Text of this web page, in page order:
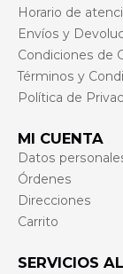
Horario de
Envíos y
Condiciones de
Términos y
Política de
MI CUENTA
Datos
Órdenes
Direcciones
Carrito
SERVICIOS